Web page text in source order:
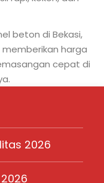
beton di Bekasi,
harga
cepat di
2026